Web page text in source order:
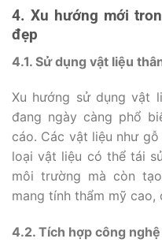
4. Xu hướng mới
đẹp
4.1. Sử dụng vật liệu
Xu hướng sử dụng vật
đang ngày càng phổ
cáo. Các vật liệu như
loại vật liệu có thể tái
môi trường mà còn
mang tính thẩm mỹ
4.2. Tích hợp công